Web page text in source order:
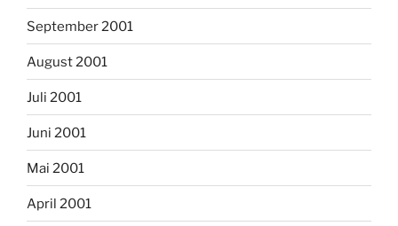
September 2001
August 2001
Juli 2001
Juni 2001
Mai 2001
April 2001